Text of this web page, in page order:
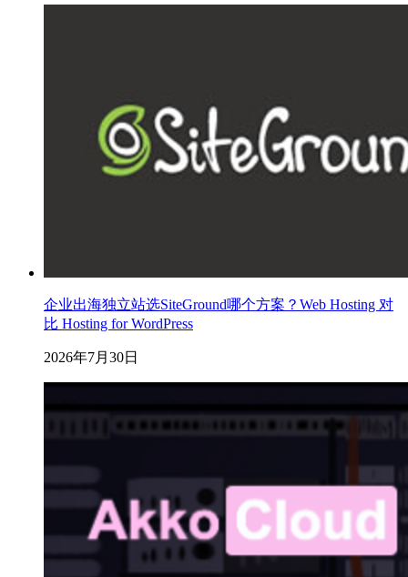
企业出海独立站选SiteGround哪个方案？Web Hosting 对
比 Hosting for WordPress
2026年7月30日